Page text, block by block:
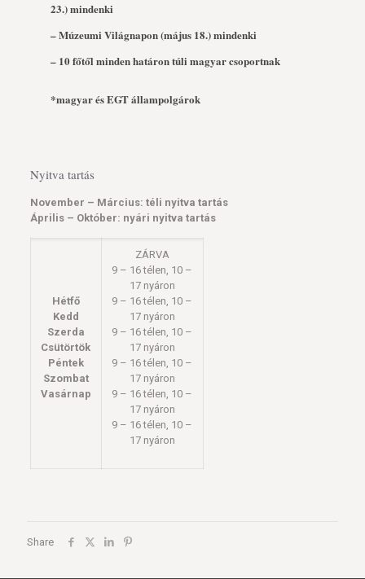
23.) mindenki
– Múzeumi Világnapon (május 18.) mindenki
– 10 főtől minden határon túli magyar csoportnak
*magyar és EGT állampolgárok
Nyitva tartás
November – Március: téli nyitva tartás
Április – Október: nyári nyitva tartás
Hétfő
Kedd
Szerda
Csütörtök
Péntek
Szombat
Vasárnap
ZÁRVA
9 – 16 télen, 10 –
17 nyáron
9 – 16 télen, 10 –
17 nyáron
9 – 16 télen, 10 –
17 nyáron
9 – 16 télen, 10 –
17 nyáron
9 – 16 télen, 10 –
17 nyáron
9 – 16 télen, 10 –
17 nyáron
Share